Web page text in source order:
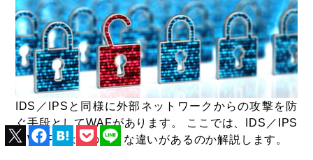
IDS／IPSと同様に外部ネットワークからの攻撃を防
ぐ手段としてWAFがあります。 ここでは、IDS／IPS
とWAFにはどのような違いがあるのか解説します。